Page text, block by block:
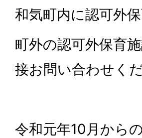
和気町内に認可外
町外の認可外保育
接お問い合わせくだ
令和元年10月から